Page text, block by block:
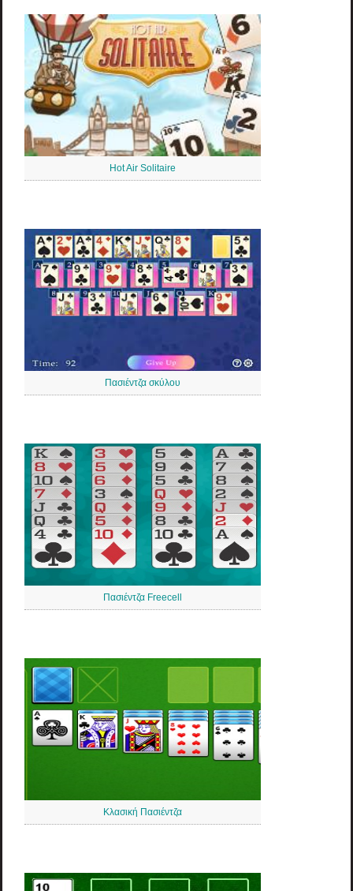
Hot Air Solitaire
Πασιέντζα σκύλου
Πασιέντζα Freecell
Κλασική Πασιέντζα